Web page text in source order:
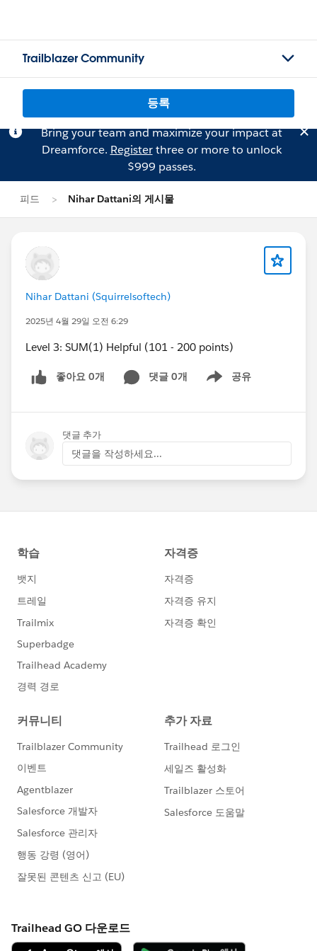
Trailblazer Community
등록
Bring your team and maximize your impact at
Dreamforce. Registerthree or more to unlock
$999 passes.
피드 Nihar Dattani의 게시물
Nihar Dattani (Squirrelsoftech)
2025년 4월 29일 오전 6:29
Level 3: SUM(1) Helpful (101 - 200 points)
좋아요 0개 댓글 0개 공유
Show menu
댓글 추가
댓글을 작성하세요...